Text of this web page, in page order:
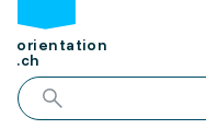
orientation
.ch